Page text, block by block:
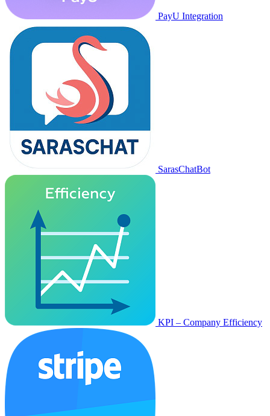
PayU Integration
SarasChatBot
KPI – Company Efficiency